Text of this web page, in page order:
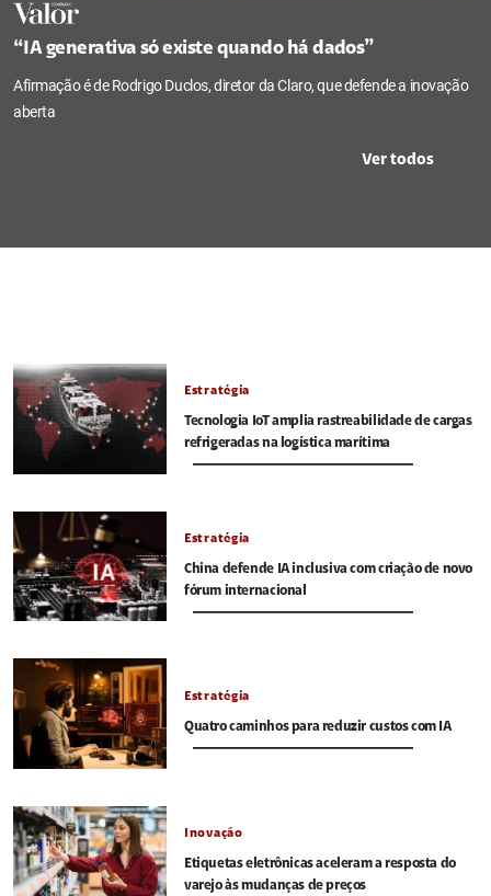
“IA generativa só existe quando há dados”
Afirmação é de Rodrigo Duclos, diretor da Claro, que defende a inovação
aberta
Ver todos
Estratégia
Tecnologia IoT amplia rastreabilidade de cargas
refrigeradas na logística marítima
Estratégia
China defende IA inclusiva com criação de novo
fórum internacional
Estratégia
Quatro caminhos para reduzir custos com IA
Inovação
Etiquetas eletrônicas aceleram a resposta do
varejo às mudanças de preços